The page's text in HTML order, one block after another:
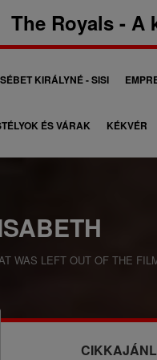
The Royals - A
KIRÁLYNÉ - SISI
ÉS VÁRAK KÉKVÉR
WAS LEFT OUT OF THE